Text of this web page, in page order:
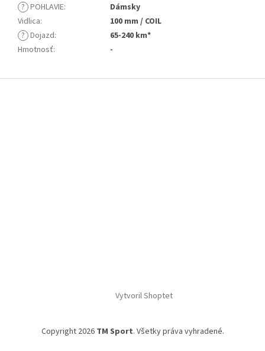
? POHLAVIE:
Dámsky
Vidlica:
100 mm / COIL
? Dojazd:
65-240 km*
Hmotnosť: -
Vytvoril Shoptet
Copyright 2026 TM Sport. Všetky práva vyhradené.